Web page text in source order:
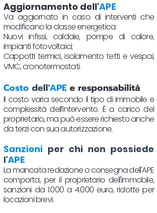
Aggiornamento dell'APE
Va aggiornato in caso di interventi che
modificano la classe energetica:
Nuovi infissi, caldaie, pompe di calore,
impianti fotovoltaici;
Cappotti termici, isolamento tetti e vespai,
VMC, cronotermostati.​
Costo dell'APE e responsabilità
Il costo varia secondo il tipo di immobile e
complessità dell’intervento. È a carico del
proprietario, ma può essere richiesto anche
da terzi con sua autorizzazione.
Sanzioni per chi non possiede
l'APE
La mancata redazione o consegna dell'APE
comporta, per il proprietario dell'immobile,
sanzioni da 1.000 a 4.000 euro, ridotte per
locazioni brevi.